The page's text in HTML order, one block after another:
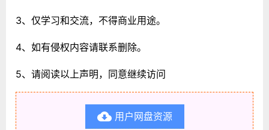
3、仅学习和交流，不得商业用途。
4、如有侵权内容请联系删除。
5、请阅读以上声明，同意继续访问
用户网盘资源